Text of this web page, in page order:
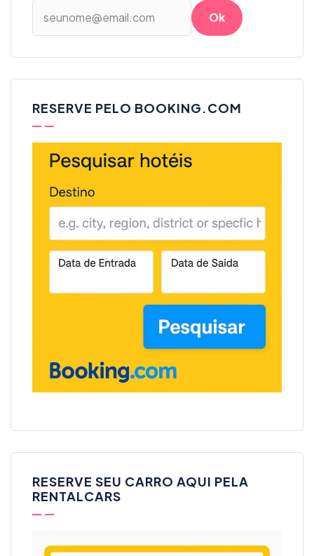
RESERVE PELO BOOKING.COM
RESERVE SEU CARRO AQUI PELA
RENTALCARS